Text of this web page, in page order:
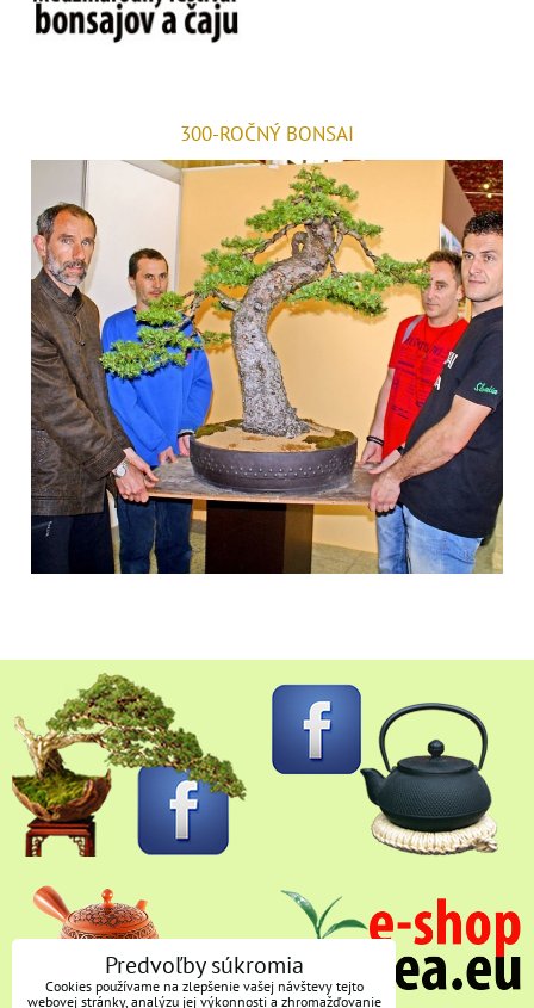
300-ROČNÝ BONSAI
Predvoľby súkromia
Cookies používame na zlepšenie vašej návštevy tejto
webovej stránky, analýzu jej výkonnosti a zhromažďovanie